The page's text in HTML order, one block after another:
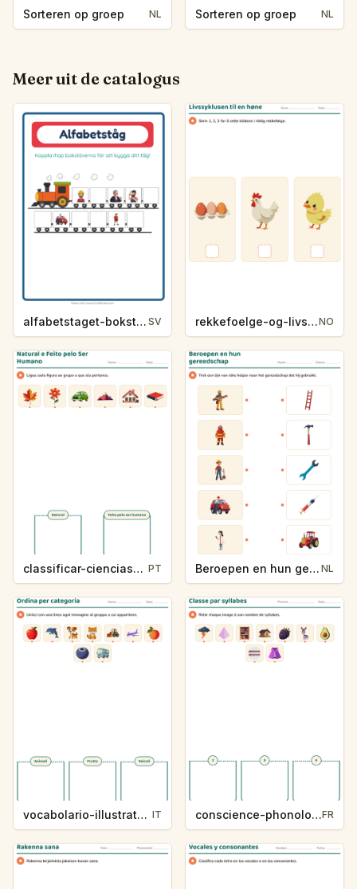
Sorteren op groep NL Sorteren op groep NL
Meer uit de catalogus
alfabetstaget-bokstavsledtrad-yrken-4317 SV rekkefoelge-og-livssykluser-g1203NO
classificar-ciencias-k214-5 PT Beroepen en hun gereedschap NL
vocabolario-illustrato-k235-5 IT conscience-phonologique-k234-5FR